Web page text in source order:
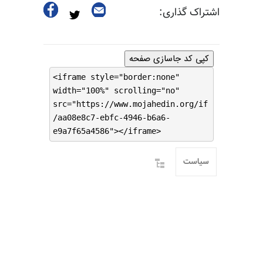
اشتراک گذاری:
کپی کد جاسازی صفحه
<iframe style="border:none"
width="100%" scrolling="no"
src="https://www.mojahedin.org/if
/aa08e8c7-ebfc-4946-b6a6-
e9a7f65a4586"></iframe>
سیاست